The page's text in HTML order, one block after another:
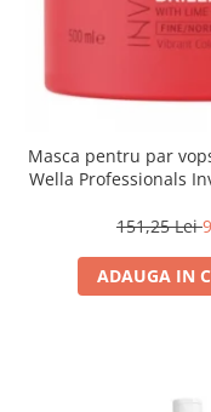
Masca pentru par
Wella Professionals
151,25 Lei
ADAUGA IN